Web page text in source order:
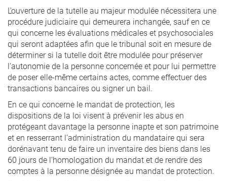
L’ouverture de la tutelle au majeur modulée nécessitera une
procédure judiciaire qui demeurera inchangée, sauf en ce
qui concerne les évaluations médicales et psychosociales
qui seront adaptées afin que le tribunal soit en mesure de
déterminer si la tutelle doit être modulée pour préserver
l’autonomie de la personne concernée et pour lui permettre
de poser elle-même certains actes, comme effectuer des
transactions bancaires ou signer un bail.
En ce qui concerne le mandat de protection, les
dispositions de la loi visent à prévenir les abus en
protégeant davantage la personne inapte et son patrimoine
et en resserrant l’administration du mandataire qui sera
dorénavant tenu de faire un inventaire des biens dans les
60 jours de l’homologation du mandat et de rendre des
comptes à la personne désignée au mandat de protection.